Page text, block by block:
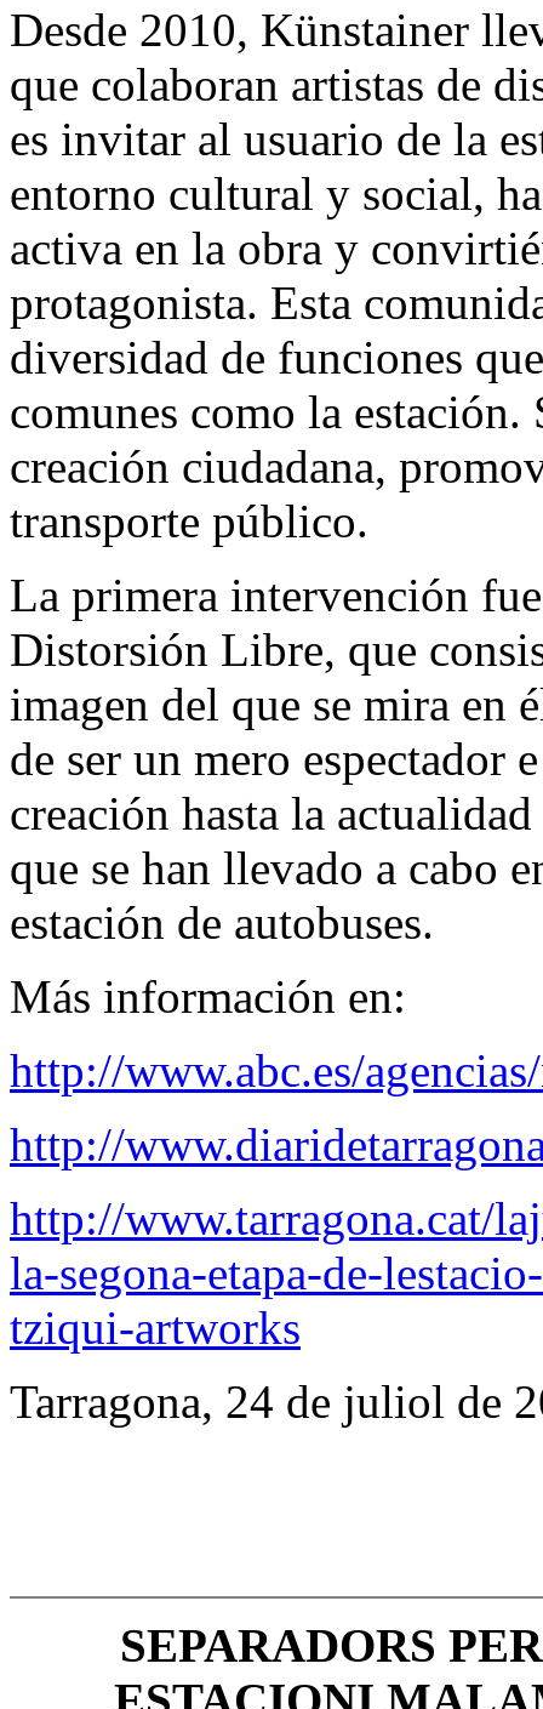
Desde 2010, Künstainer
que colaboran artistas de
es invitar al usuario de la
entorno cultural y social,
activa en la obra y
protagonista. Esta
diversidad de funciones
comunes como la
creación ciudadana,
transporte público.
La primera intervención
Distorsión Libre, que
imagen del que se mira en
de ser un mero espectador
creación hasta la
que se han llevado a cabo
estación de autobuses.
Más información en:
http://www.abc.es/
http://
http://www.tarragona.cat/
la-segona-etapa-de-
tziqui-artworks
Tarragona, 24 de juliol de
SEPARADORS